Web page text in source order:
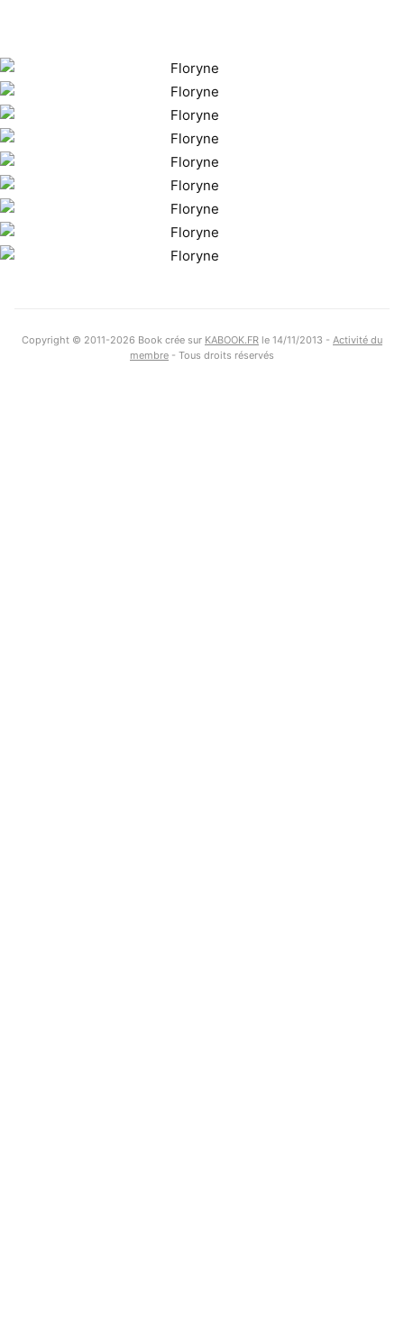
Copyright © 2011-2026 Book crée sur KABOOK.FR le 14/11/2013 - Activité du
membre - Tous droits réservés